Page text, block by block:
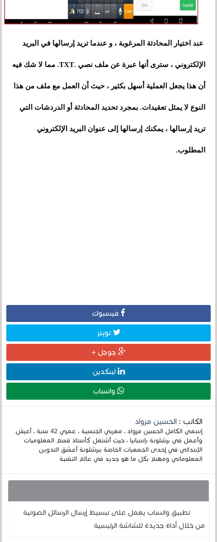
عند اختيار المحادثة المرغوبة ، و عندما تريد إرسالها في البريد
الإلكتروني ، سترى أنها عبرة عن ملف نصي .TXT. مما لا شك فيه
أن هذا يجعل العملية أسهل بكثير ، حيث أن العمل مع ملف من هذا
النوع لا يمثل تعقيدات. بمجرد تحديد المحادثة أو الدردشات التي
تريد إرسالها ، يمكنك إرسالها إلى عنوان البريد الإلكتروني
المطلوب.
فيسبوك
تويتر
جوجل +
لينكدين
واتساب
الكاتب :الحسين مزواد
إسمي الكامل الحسين مزواد ، مغربي الجنسية ، عمري 42 سنة ، أعيش
وأعمل في برشلونة بإسبانيا ، حيث أشتغل كأستاذ قسم المعلوميات
الإبتدائي في إحدى الجمعيات الخاصة ببرشلونة أعشق التدوين
المعلوماتي ومهتم بكل ما هو جديد في عالم التقنية
تطبيق واتساب يعمل على تبسيط إرسال الرسائل الصوتية
من خلال أداة جديدة للشاشة الرئيسية